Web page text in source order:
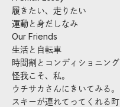
履きたい、走りたい
運動と身だしなみ
Our Friends
生活と自転車
時間割とコンディショニング
怪我こそ、私。
ウチサカさんにきいてみる。
スキーが連れてってくれる町